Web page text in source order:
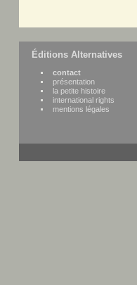
Éditions Alternatives
contact
présentation
la petite histoire
international rights
mentions légales